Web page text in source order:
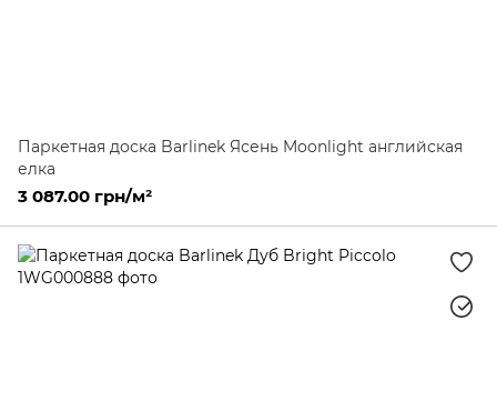
Паркетная доска Barlinek Ясень Moonlight английская
елка
3 087.00 грн/м²